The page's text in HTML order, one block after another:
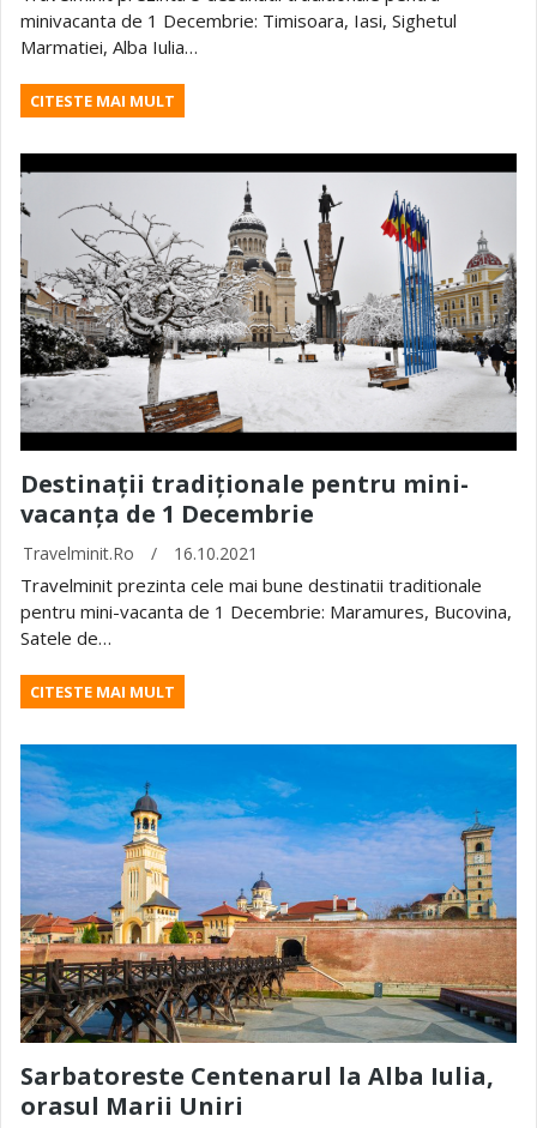
minivacanta de 1 Decembrie: Timisoara, Iasi, Sighetul
Marmatiei, Alba Iulia…
CITESTE MAI MULT
Destinații tradiționale pentru mini-
vacanța de 1 Decembrie
Travelminit.ro / 16.10.2021
Travelminit prezinta cele mai bune destinatii traditionale
pentru mini-vacanta de 1 Decembrie: Maramures, Bucovina,
Satele de…
CITESTE MAI MULT
Sarbatoreste Centenarul la Alba Iulia,
orasul Marii Uniri